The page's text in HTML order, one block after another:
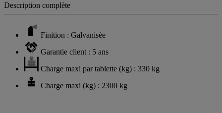
Description complète
Finition : Galvanisée
Garantie client : 5 ans
Charge maxi par tablette (kg) : 330 kg
Charge maxi (kg) : 2300 kg